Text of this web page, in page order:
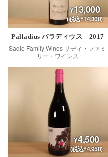
13,000
(税込¥14,300)
Palladius パラディウス 2017
Sadie Family Wines サディ・ファミ
リー・ワインズ
4,500
(税込¥4,950)